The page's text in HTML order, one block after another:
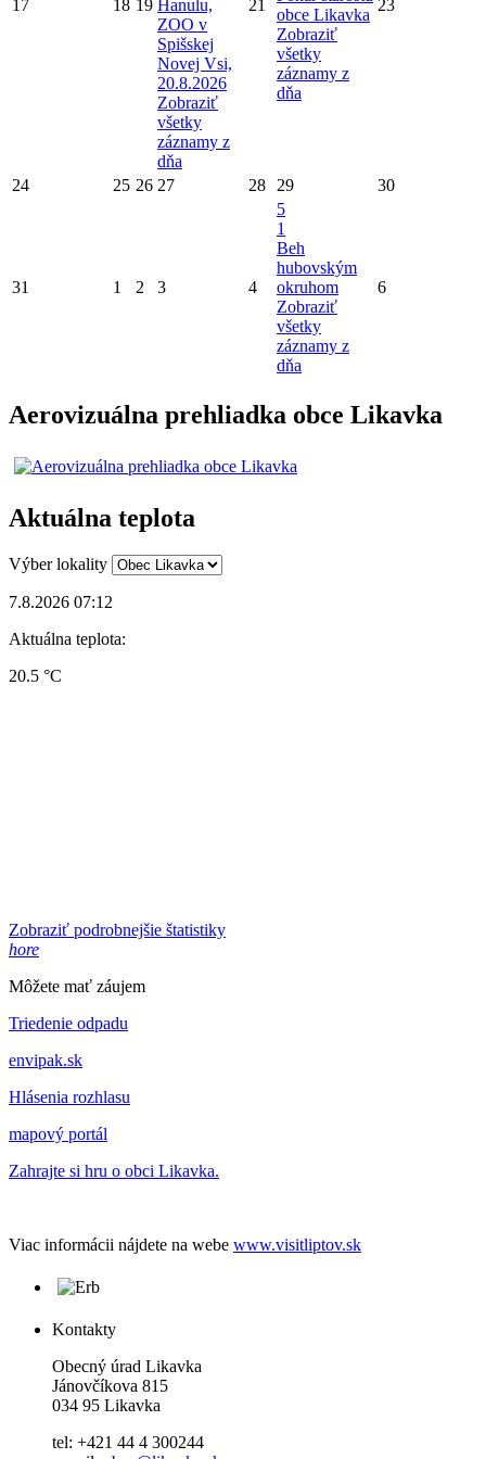
17 18 19 Hanulu,
ZOO v
Spišskej
Novej Vsi,
20.8.2026
Zobraziť
všetky
záznamy z
dňa
21
obce Likavka
Zobraziť
všetky
záznamy z
dňa
23
24 25 26 27 28 29 30
31 1 2 3 4
5
1
Beh
hubovským
okruhom
Zobraziť
všetky
záznamy z
dňa
6
Aerovizuálna prehliadka obce Likavka
Aktuálna teplota
Výber lokality
7.8.2026 07:12
Aktuálna teplota:
20.5 °C
Zobraziť podrobnejšie štatistiky
hore
Môžete mať záujem
Triedenie odpadu
envipak.sk
Hlásenia rozhlasu
mapový portál
Zahrajte si hru o obci Likavka.
Viac informácii nájdete na webe www.visitliptov.sk
Kontakty
Obecný úrad Likavka
Jánovčíkova 815
034 95 Likavka
tel: +421 44 4 300244